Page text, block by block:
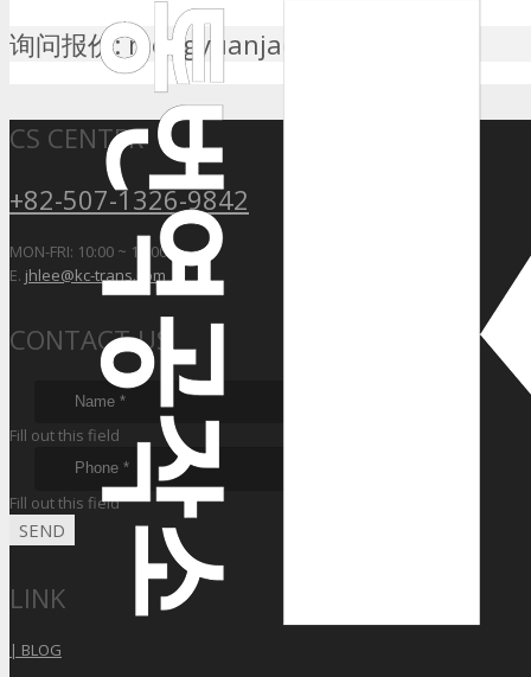
询问报价: mengyuanjae（微信）
CS CENTER
+82-507-1326-9842
MON-FRI: 10:00 ~ 17:00
E. jhlee@kc-trans.com
CONTACT US
Fill out this field
Fill out this field
SEND
LINK
| BLOG